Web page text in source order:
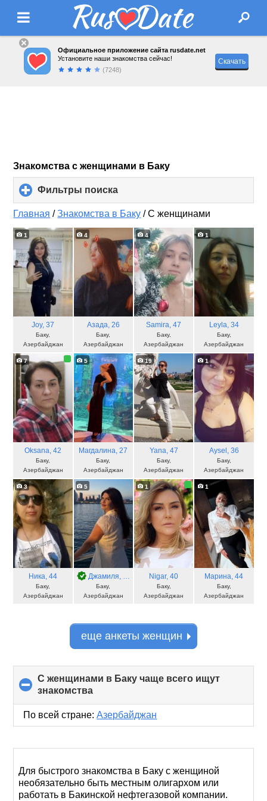
Официальное приложение сайта rusdate.net
Установите наши знакомства сейчас!
(7248)
Скачать
Знакомства с женщинами в Баку
Фильтры поиска
to
expand
contents
Главная /Знакомства в Баку /С женщинами
1
Joy, 37
Баку,
Азербайджан
4
Азада, 26
Баку,
Азербайджан
4
Samira, 47
Баку,
Азербайджан
1
Leyla, 34
Баку,
Азербайджан
7
Oksana, 42
Баку,
Азербайджан
5
Магдалина, 27
Баку,
Азербайджан
19
Yana, 47
Баку,
Азербайджан
1
Aysel , 36
Баку,
Азербайджан
3
Ника, 44
Баку,
Азербайджан
5
Джамиля, 32
Баку,
Азербайджан
1
Nigar, 40
Баку,
Азербайджан
1
Марина, 44
Баку,
Азербайджан
еще анкеты женщин
С женщинами в Баку чаще всего ищут
знакомства
to
collapse
contents
По всей стране: Азербайджан
Для быстрого знакомства в Баку с женщиной
необязательно быть местным олигархом или
работать в Бакинской нефтегазовой компании.